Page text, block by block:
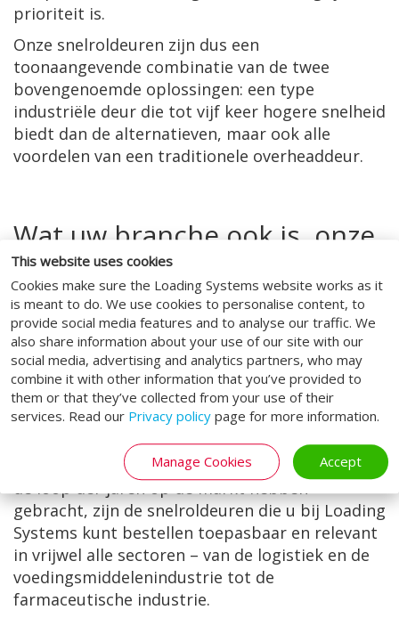
This website uses cookies
Cookies make sure the Loading Systems website works as it
is meant to do. We use cookies to personalise content, to
provide social media features and to analyse our traffic. We
also share information about your use of our site with our
social media, advertising and analytics partners, who may
combine it with other information that you’ve provided to
them or that they’ve collected from your use of their
services. Read our Privacy policy page for more information.
Manage Cookies Accept
prioriteit is.
Onze snelroldeuren zijn dus een
toonaangevende combinatie van de twee
bovengenoemde oplossingen: een type
industriële deur die tot vijf keer hogere snelheid
biedt dan de alternatieven, maar ook alle
voordelen van een traditionele overheaddeur.
Wat uw branche ook is, onze
snelloop sectionale
overheaddeuren kunnen een
aantrekkelijke investering
zijn!
Net als veel andere laadperrondeuren die we in
de loop der jaren op de markt hebben
gebracht, zijn de snelroldeuren die u bij Loading
Systems kunt bestellen toepasbaar en relevant
in vrijwel alle sectoren – van de logistiek en de
voedingsmiddelenindustrie tot de
farmaceutische industrie.